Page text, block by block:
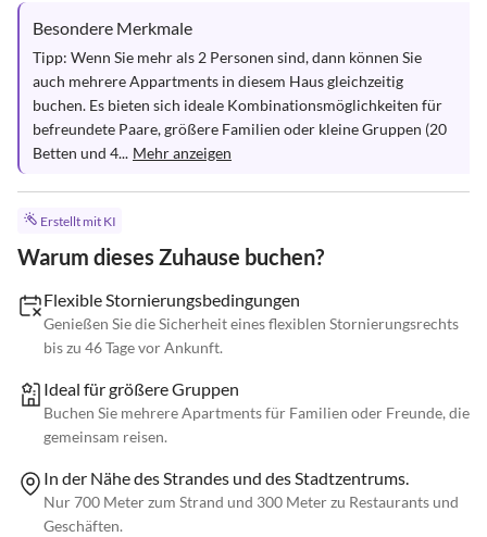
Besondere Merkmale
Tipp: Wenn Sie mehr als 2 Personen sind, dann können Sie
auch mehrere Appartments in diesem Haus gleichzeitig
buchen. Es bieten sich ideale Kombinationsmöglichkeiten für
befreundete Paare, größere Familien oder kleine Gruppen (20
Betten und 4... Mehr anzeigen
Erstellt mit KI
Warum dieses Zuhause buchen?
Flexible Stornierungsbedingungen
Genießen Sie die Sicherheit eines flexiblen Stornierungsrechts
bis zu 46 Tage vor Ankunft.
Ideal für größere Gruppen
Buchen Sie mehrere Apartments für Familien oder Freunde, die
gemeinsam reisen.
In der Nähe des Strandes und des Stadtzentrums.
Nur 700 Meter zum Strand und 300 Meter zu Restaurants und
Geschäften.